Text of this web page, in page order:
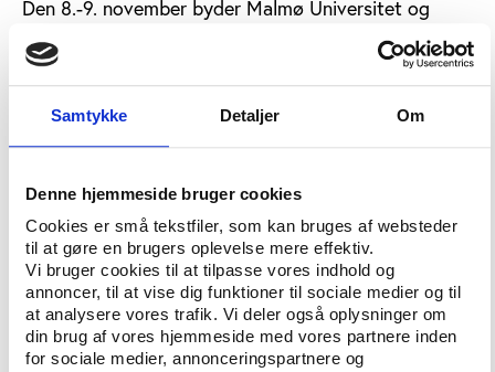
Samtykke Detaljer Om
Denne hjemmeside bruger cookies
Cookies er små tekstfiler, som kan bruges af websteder
til at gøre en brugers oplevelse mere effektiv.
Vi bruger cookies til at tilpasse vores indhold og
annoncer, til at vise dig funktioner til sociale medier og til
at analysere vores trafik. Vi deler også oplysninger om
din brug af vores hjemmeside med vores partnere inden
for sociale medier, annonceringspartnere og
Den 8.-9. november byder Malmø Universitet og
Region Skåne velkommen til den årlige Mimer
forskningskonference, som samler forskere på
folkeoplysningsområdet fra hele Norden.
Dette års konference har temaet ’voksenuddannelse
nærmere på, hvordan de to påvirker hinanden.
Hvilke udfordringer skaber flygtningesituationen for
voksenuddannelsesområdet, og hvordan kan
voksenuddannelse bidrage til integrationen af de
nyankommne flygtninge? Hvad ved vi allerede, og
hvordan udvikler vi mere viden om disse spørgsmål?